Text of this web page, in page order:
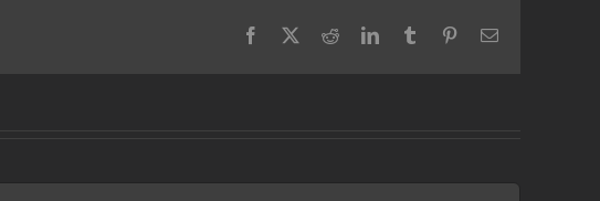
Facebook RedditLinkedInTumblr PinterestEmail